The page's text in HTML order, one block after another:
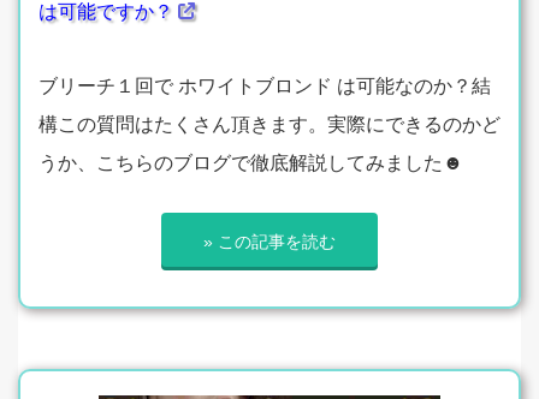
は可能ですか？
ブリーチ１回で ホワイトブロンド は可能なのか？結
構この質問はたくさん頂きます。実際にできるのかど
うか、こちらのブログで徹底解説してみました☻
» この記事を読む